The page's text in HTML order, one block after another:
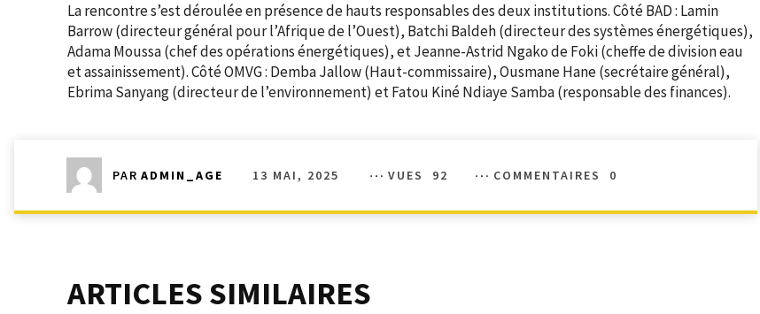
La rencontre s’est déroulée en présence de hauts responsables des deux institutions. Côté BAD : Lamin
Barrow (directeur général pour l’Afrique de l’Ouest), Batchi Baldeh (directeur des systèmes énergétiques),
Adama Moussa (chef des opérations énergétiques), et Jeanne-Astrid Ngako de Foki (cheffe de division eau
et assainissement). Côté OMVG : Demba Jallow (Haut-commissaire), Ousmane Hane (secrétaire général),
Ebrima Sanyang (directeur de l’environnement) et Fatou Kiné Ndiaye Samba (responsable des finances).
PAR ADMIN_AGE 13 MAI, 2025 VUES 92 COMMENTAIRES 0
ARTICLES SIMILAIRES